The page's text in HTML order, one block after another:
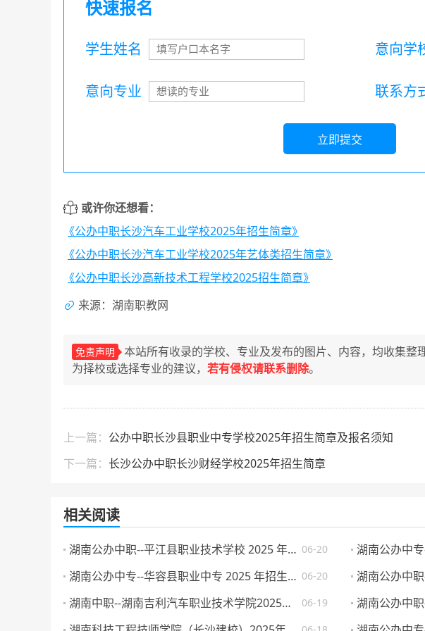
快速报名
学生姓名 意向学
意向专业 联系方
立即提交
或许你还想看：
《公办中职长沙汽车工业学校2025年招生简章》
《公办中职长沙汽车工业学校2025年艺体类招生简章》
《公办中职长沙高新技术工程学校2025招生简章》
来源：湖南职教网
免责声明
本站所有收录的学校、专业及发布的图片、内容，均收集整
为择校或选择专业的建议， 若有侵权请联系删除。
上一篇： 公办中职长沙县职业中专学校2025年招生简章及报名须知
下一篇： 长沙公办中职长沙财经学校2025年招生简章
相关阅读
06-20
湖南公办中职--平江县职业技术学校 2025 年招生简章
06-20
湖南公办中专--华容县职业中专 2025 年招生简章
06-19
湖南中职--湖南吉利汽车职业技术学院2025年普通高校招生章程 湖南公办中